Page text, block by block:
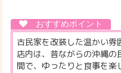
古民家を改装した温かい雰
店内は、昔ながらの沖縄
間で、ゆったりと食事を楽